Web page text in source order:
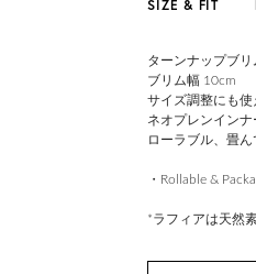
SIZE & FIT
ターンナップブ
ブリム幅 10cm
サイズ調整にも
ネオプレンインナ
ローラブル、畳
・Rollable &
*ラフィアは天然